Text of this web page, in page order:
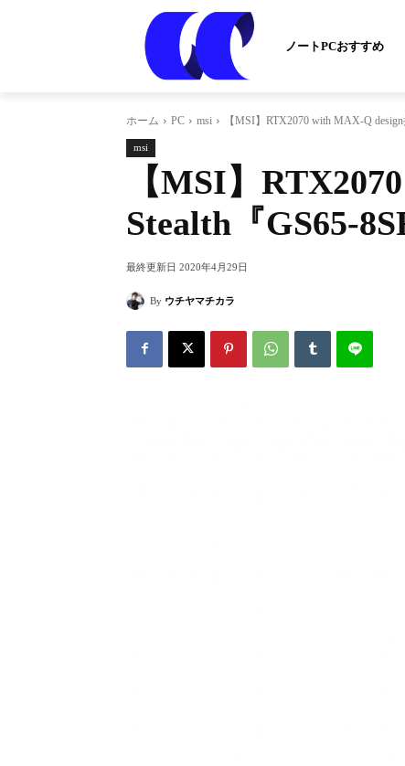
ノートPCおすすめ
ホーム PC msi 【MSI】RTX2070 with MAX-Q
msi
【MSI】
Stealth『GS65-
最終更新日 2020年4月29日
By ウチヤマチカラ